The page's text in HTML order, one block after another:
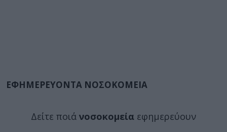
ΕΦΗΜΕΡΕΥΟΝΤΑ ΝΟΣΟΚΟΜΕΙΑ
Δείτε ποιά νοσοκομεία εφημερεύουν